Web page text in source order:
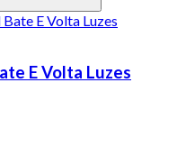
E Volta Luzes